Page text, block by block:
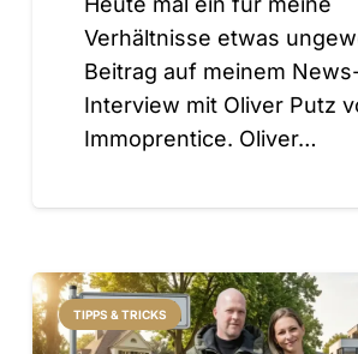
Verhältnisse etwas
Beitrag auf meinem
Interview mit Oliver Putz
Immoprentice. Oliver…
TIPPS & TRICKS